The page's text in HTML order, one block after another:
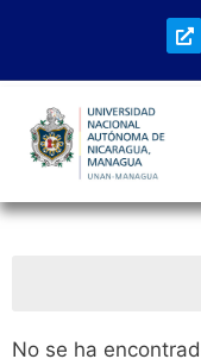
No se ha